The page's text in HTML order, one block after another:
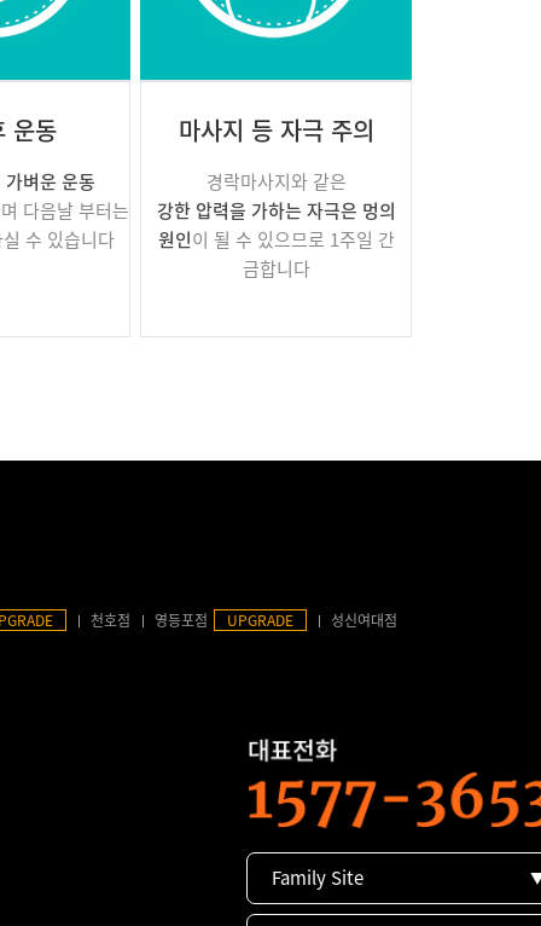
운동
벼운 운동
다음날 부터는
수 있습니다
마사지 등 자극 주의
경락마사지와 같은
강한 압력을 가하는 자극은 멍의
원인이 될 수 있으므로 1주일 간
금합니다
천호점 영등포점 UPGRADE 성신여대점
Family Site